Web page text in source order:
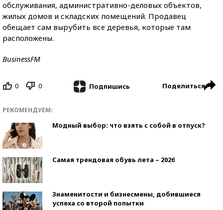
обслуживания, административно-деловых объектов,
жилых домов и складских помещений. Продавец
обещает сам вырубить все деревья, которые там
расположены.
BusinessFM
0 0 Подпишись Поделиться
РЕКОМЕНДУЕМ:
Модный выбор: что взять с собой в отпуск?
Самая трендовая обувь лета – 2026
Знаменитости и бизнесмены, добившиеся
успеха со второй попытки